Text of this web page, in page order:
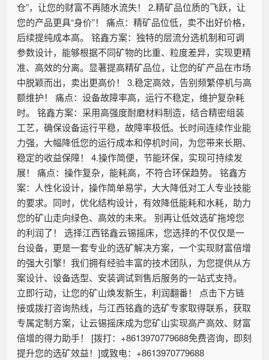
仓”，让您的财富不再随水流失！ 2.精矿品位质的飞跃，让
您的产品更具“身价”！ 痛点：精矿品位低，卖不出好价格，
后续提纯成本高。 铭鑫方案：独特的层流分选机制和可调
参数设计，能够根据不同矿物的比重、粒度差异，实现更精
准、高效的分离。显著提高精矿品位，让您的矿产品在市场
中脱颖而出，卖出更高价！ 3.稳定高效，告别频繁停机与高
额维护！ 痛点：设备故障率高，运行不稳定，维护复杂耗
时。 铭鑫方案：采用高强度耐磨材料制造，结合精密组装
工艺，确保设备运行平稳，故障率极低。长时间连续作业能
力强，大幅降低您的运行成本和停机时间，为您带来长期、
稳定的收益保障！ 4.操作简便，节能环保，实现可持续发
展！ 痛点：操作复杂，能耗高，不符合环保趋势。 铭鑫方
案：人性化设计，操作简单易学，大大降低对工人专业技能
的要求。同时，优化结构设计，有效降低能耗和水耗，助力
您的矿山走向绿色、高效的未来。 别再让低效选矿拖垮您
的利润了！ 选择江西铭鑫云锡摇床，您选择的不仅仅是一
台设备，更是一套专业的选矿解决方案，一个实现财富倍增
的强大引擎！我们拥有经验丰富的技术团队，为您提供从方
案设计、设备选型、安装调试到售后服务的一站式支持。
立即行动，让您的矿山焕发新生，利润翻番！ 点击下方链
接或拨打咨询热线，与江西铭鑫的选矿专家取得联系，获取
专属定制方案，让云锡摇床成为您矿山实现高产高效、财富
倍增的得力助手！ [拨打：+8613970779688免费咨询，即刻
提升您的选矿效益！]或致电：+8613970779688